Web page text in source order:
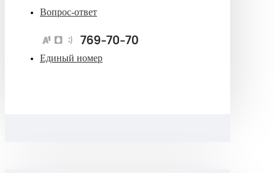
Вопрос-ответ
Единый номер